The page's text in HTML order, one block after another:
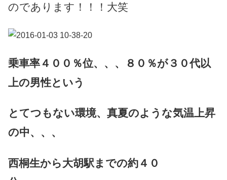
のであります！！！大笑
乗車率４００％位、、、８０％が３０代以
上の男性という
とてつもない環境、真夏のような気温上昇
の中、、、
西桐生から大胡駅までの約４０